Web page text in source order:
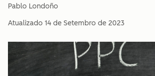
Pablo Londoño
Atualizado 14 de Setembro de 2023